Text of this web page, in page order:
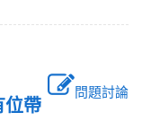
問題討論
位帶